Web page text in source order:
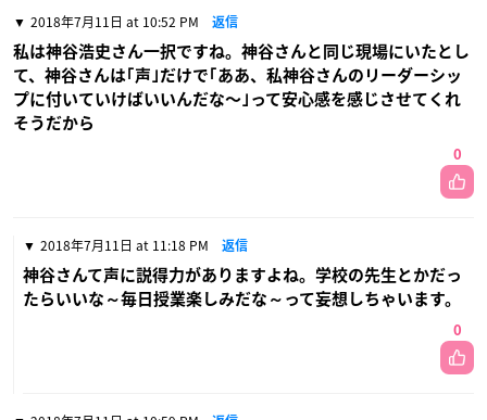
2018年7月11日 at 10:52 PM 返信
私は神谷浩史さん一択ですね。神谷さんと同じ現場にいたとし
て、神谷さんは｢声｣だけで｢ああ、私神谷さんのリーダーシッ
プに付いていけばいいんだな〜｣って安心感を感じさせてくれ
そうだから
0
2018年7月11日 at 11:18 PM 返信
神谷さんて声に説得力がありますよね。学校の先生とかだっ
たらいいな～毎日授業楽しみだな～って妄想しちゃいます。
0